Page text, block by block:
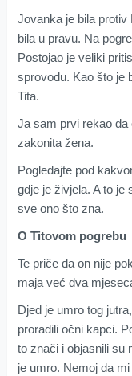
Jovanka je bila protiv
bila u pravu. Na
Postojao je veliki
sprovodu. Kao što je
Tita.
Ja sam prvi rekao da
zakonita žena.
Pogledajte pod
gdje je živjela. A to je
sve ono što zna.
O Titovom pogrebu
Te priče da on nije
maja već dva
Djed je umro tog
proradili očni kapci.
to znači i objasnili su
je umro. Nemoj da